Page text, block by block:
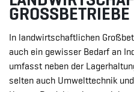
GROSSBETRIEBE
In landwirtschaftlichen
auch ein gewisser Bedarf an
umfasst neben der
selten auch Umwelttechnik